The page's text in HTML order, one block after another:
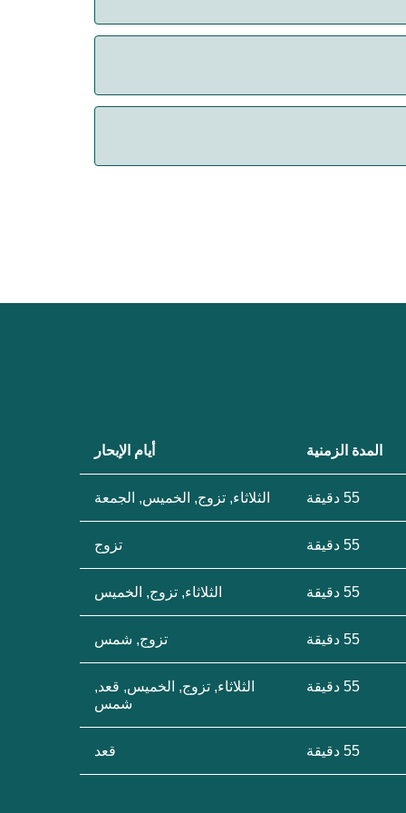
المدة الزمنية أيام الإبحار
55 دقيقة الثلاثاء, تزوج, الخميس, الجمعة
55 دقيقة تزوج
55 دقيقة الثلاثاء, تزوج, الخميس
55 دقيقة تزوج, شمس
55 دقيقة
الثلاثاء, تزوج, الخميس, قعد,
شمس
55 دقيقة قعد